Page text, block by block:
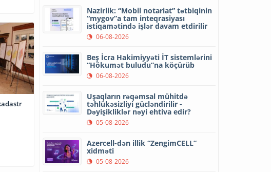
Nazirlik: “Mobil notariat” tətbiqinin
“mygov”a tam inteqrasiyası
istiqamətində işlər davam etdirilir
06-08-2026
Beş İcra Hakimiyyəti İT sistemlərini
“Hökumət buludu”na köçürüb
06-08-2026
Uşaqların rəqəmsal mühitdə
təhlükəsizliyi gücləndirilir -
Dəyişikliklər nəyi ehtiva edir?
05-08-2026
Azercell-dən illik “ZengimCELL”
xidməti
05-08-2026